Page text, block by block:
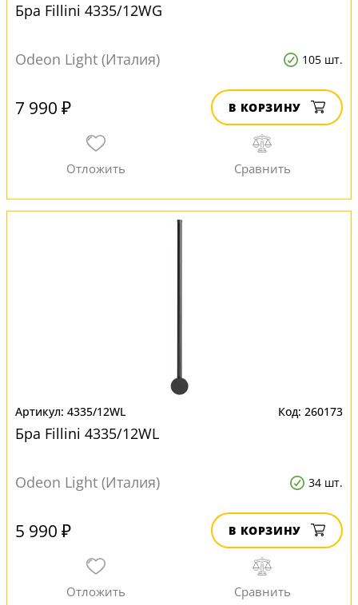
Бра Fillini 4335/12WG
Odeon Light (Италия) 105 шт.
7 990 ₽ В КОРЗИНУ
4335/12WL 260173
Бра Fillini 4335/12WL
Odeon Light (Италия) 34 шт.
5 990 ₽ В КОРЗИНУ